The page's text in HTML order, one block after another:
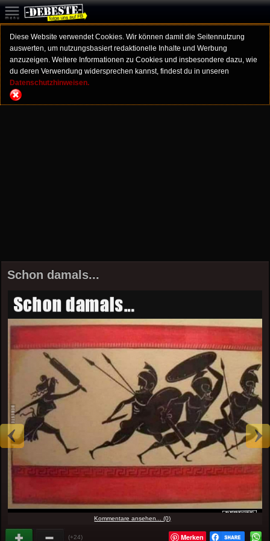
Diese Website verwendet Cookies. Wir können damit die Seitennutzung
auswerten, um nutzungsbasiert redaktionelle Inhalte und Werbung
anzuzeigen. Weitere Informationen zu Cookies und insbesondere dazu, wie
du deren Verwendung widersprechen kannst, findest du in unseren
Datenschutzhinweisen.
Schon damals...
Kommentare ansehen... (0)
(+24) Merken